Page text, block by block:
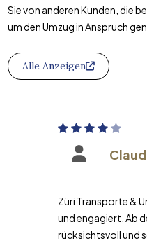
Sie von anderen Kunden, die
um den Umzug in Anspruch
Alle Anzeigen
Claudia Z.
Züri Transporte &
und engagiert. Ab der 1.
rücksichtsvoll und schnell